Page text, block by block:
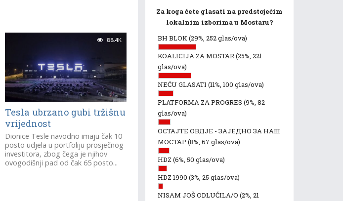
88.4K
Tesla ubrzano gubi tržišnu
vrijednost
Dionice Tesle navodno imaju čak 10
posto udjela u portfoliju prosječnog
investitora, zbog čega je njihov
ovogodišnji pad od čak 65 posto...
Za koga ćete glasati na predstojećim
lokalnim izborima u Mostaru?
BH BLOK(29%, 252 glas/ova)
KOALICIJA ZA MOSTAR(25%, 221
glas/ova)
NEĆU GLASATI (11%, 100 glas/ova)
PLATFORMA ZA PROGRES (9%, 82
glas/ova)
ОСТАЈТЕ ОВДЈЕ - ЗАЈЕДНО ЗА НАШ
МОСТАР (8%, 67 glas/ova)
HDZ (6%, 50 glas/ova)
HDZ 1990 (3%, 25 glas/ova)
NISAM JOŠ ODLUČILA/O (2%, 21